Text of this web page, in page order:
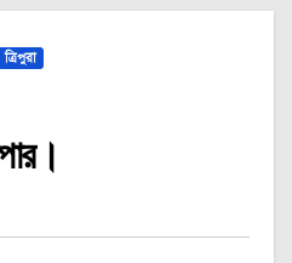
ত্রিপুরা